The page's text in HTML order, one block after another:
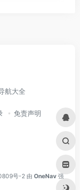
航大全
免责声明
号-2 由 OneNav 强